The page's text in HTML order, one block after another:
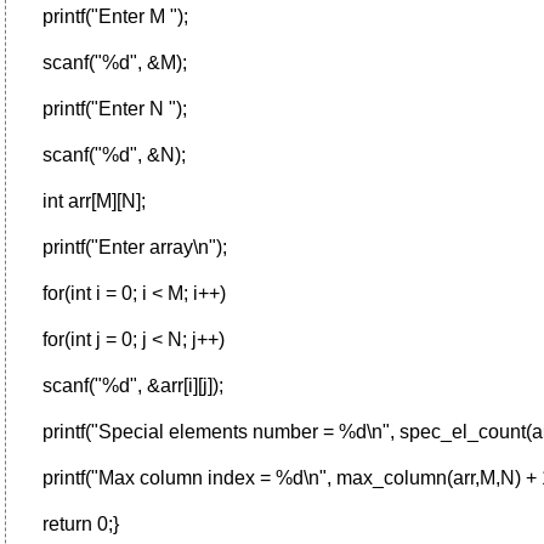
printf("Enter M ");
scanf("%d", &M);
printf("Enter N ");
scanf("%d", &N);
int arr[M][N];
printf("Enter array\n");
for(int i = 0; i < M; i++)
for(int j = 0; j < N; j++)
scanf("%d", &arr[i][j]);
printf("Special elements number = %d\n",
printf("Max column index = %d\n", max_column(arr,M,N) +
return 0;}